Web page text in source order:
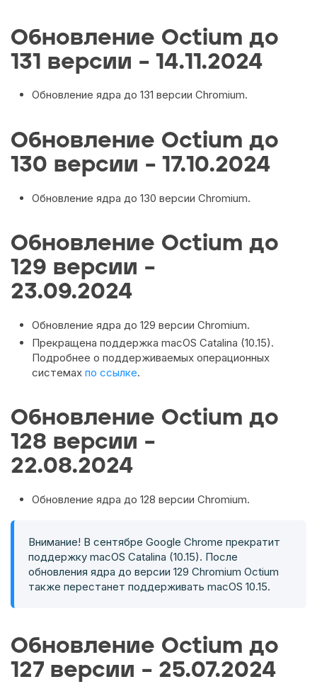
Обновление Octium до
131 версии – 14.11.2024
Обновление ядра до 131 версии Chromium.
Обновление Octium до
130 версии – 17.10.2024
Обновление ядра до 130 версии Chromium.
Обновление Octium до
129 версии –
23.09.2024
Обновление ядра до 129 версии Chromium.
Прекращена поддержка macOS Catalina (10.15).
Подробнее о поддерживаемых операционных
системах по ссылке.
Обновление Octium до
128 версии –
22.08.2024
Обновление ядра до 128 версии Chromium.
Внимание! В сентябре Google Chrome прекратит
поддержку macOS Catalina (10.15). После
обновления ядра до версии 129 Chromium Octium
также перестанет поддерживать macOS 10.15.
Обновление Octium до
127 версии – 25.07.2024